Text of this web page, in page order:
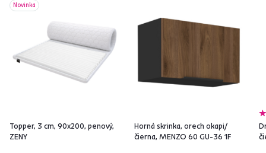
Novinka
Topper, 3 cm, 90x200, penový,
ZENY
Horná skrinka, orech okapi/
čierna, MENZO 60 GU-36 1F